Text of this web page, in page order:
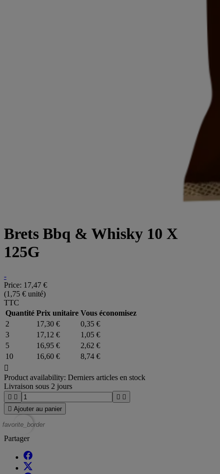
Brets Bbq & Whisky 10 X
125G
-
Price: 17,47 €
(1,75 € unité)
TTC
Quantité Prix unitaire Vous économisez
2
17,30 €
0,35 €
3
17,12 €
1,05 €
5
16,95 €
2,62 €
10
16,60 €
8,74 €

Product availability: Derniers articles en stock
Livraison sous 2 jours
   
 Ajouter au panier
favorite_border
Partager